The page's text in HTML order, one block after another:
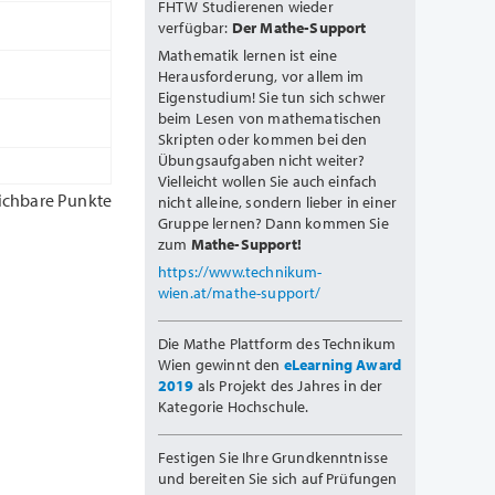
Punkte
FHTW Studierenen wieder
verfügbar: Der Mathe-Support
Mathematik lernen ist eine
Herausforderung, vor allem im
Eigenstudium! Sie tun sich schwer
beim Lesen von mathematischen
Skripten oder kommen bei den
Übungsaufgaben nicht weiter?
Vielleicht wollen Sie auch einfach
nicht alleine, sondern lieber in einer
Gruppe lernen? Dann kommen Sie
zum Mathe-Support!
https://www.technikum-
wien.at/mathe-support/
Die Mathe Plattform des Technikum
Wien gewinnt den eLearning Award
2019 als Projekt des Jahres in der
Kategorie Hochschule.
Festigen Sie Ihre Grundkenntnisse
und bereiten Sie sich auf Prüfungen